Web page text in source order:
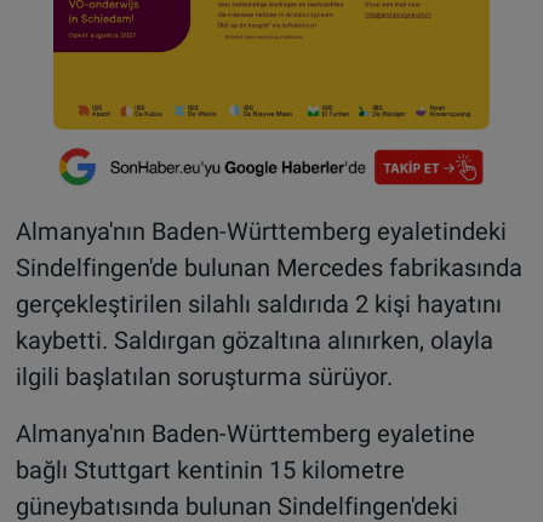
Almanya'nın Baden-Württemberg eyaletindeki
Sindelfingen'de bulunan Mercedes fabrikasında
gerçekleştirilen silahlı saldırıda 2 kişi hayatını
kaybetti. Saldırgan gözaltına alınırken, olayla
ilgili başlatılan soruşturma sürüyor.
Almanya'nın Baden-Württemberg eyaletine
bağlı Stuttgart kentinin 15 kilometre
güneybatısında bulunan Sindelfingen'deki